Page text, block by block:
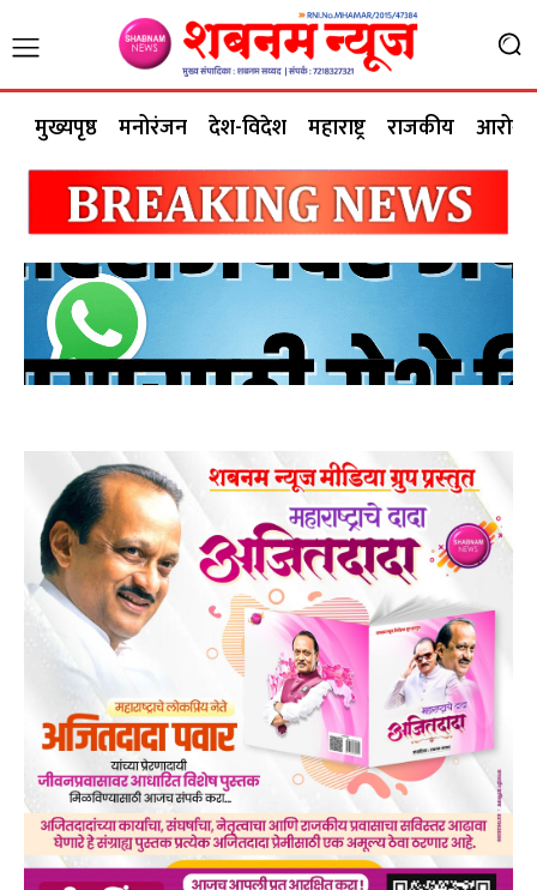
मुख्यपृष्ठ मनोरंजन देश-विदेश महाराष्ट्र राजकीय आरोग्य